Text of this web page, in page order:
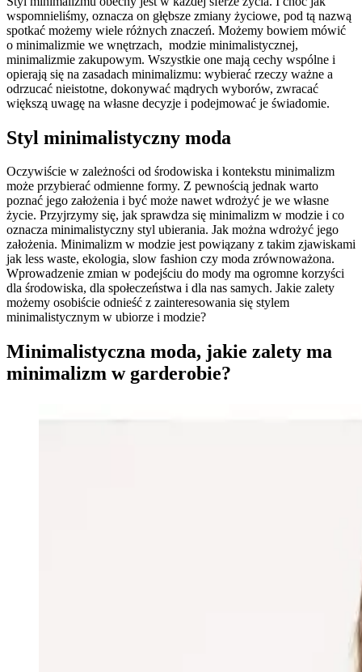
wspomnieliśmy, oznacza on głębsze zmiany życiowe, pod tą nazwą
spotkać możemy wiele różnych znaczeń. Możemy bowiem mówić
o minimalizmie we wnętrzach, modzie minimalistycznej,
minimalizmie zakupowym. Wszystkie one mają cechy wspólne i
opierają się na zasadach minimalizmu: wybierać rzeczy ważne a
odrzucać nieistotne, dokonywać mądrych wyborów, zwracać
większą uwagę na własne decyzje i podejmować je świadomie.
Styl minimalistyczny moda
Oczywiście w zależności od środowiska i kontekstu minimalizm
może przybierać odmienne formy. Z pewnością jednak warto
poznać jego założenia i być może nawet wdrożyć je we własne
życie. Przyjrzymy się, jak sprawdza się minimalizm w modzie i co
oznacza minimalistyczny styl ubierania. Jak można wdrożyć jego
założenia. Minimalizm w modzie jest powiązany z takim zjawiskami
jak less waste, ekologia, slow fashion czy moda zrównoważona.
Wprowadzenie zmian w podejściu do mody ma ogromne korzyści
dla środowiska, dla społeczeństwa i dla nas samych. Jakie zalety
możemy osobiście odnieść z zainteresowania się stylem
minimalistycznym w ubiorze i modzie?
Minimalistyczna moda, jakie zalety ma
minimalizm w garderobie?